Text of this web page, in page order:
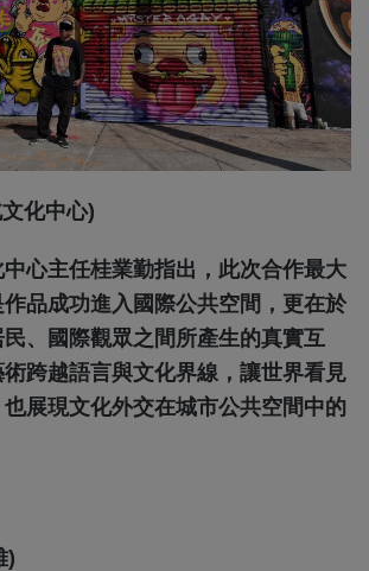
化中心)
心主任桂業勤指出，此次合作最大
品成功進入國際公共空間，更在於
、國際觀眾之間所產生的真實互
跨越語言與文化界線，讓世界看見
展現文化外交在城市公共空間中的
)